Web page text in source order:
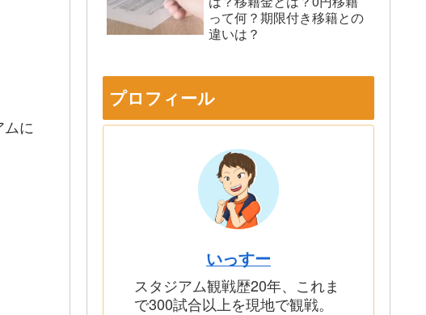
に
って何？期限付き移籍との
違いは？
プロフィール
いっすー
スタジアム観戦歴20年、これま
で300試合以上を現地で観戦。